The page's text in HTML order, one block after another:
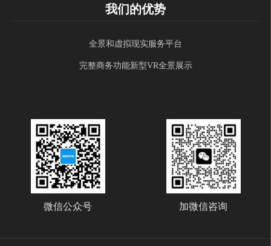
我们的优势
全景和虚拟现实服务平台
完整商务功能新型VR全景展示
微信公众号 加微信咨询